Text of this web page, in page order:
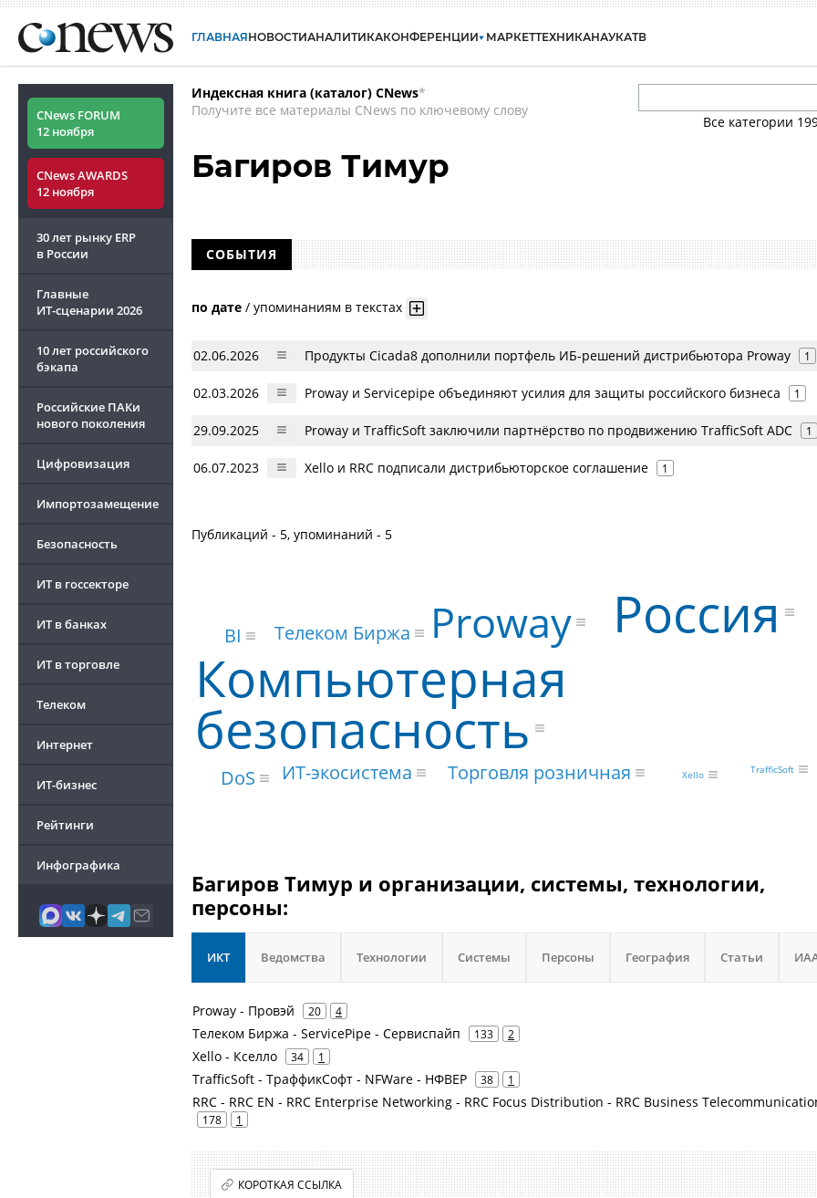
ГЛАВНАЯНОВОСТИАНАЛИТИКАКОНФЕРЕНЦИИ МАРКЕТТЕХНИКАНАУКАТВ
CNews FORUM
12 ноября
CNews AWARDS
12 ноября
30 лет рынку ERP
в России
Главные
ИТ-сценарии 2026
10 лет российского
бэкапа
Российские ПАКи
нового поколения
Цифровизация
Импортозамещение
Безопасность
ИТ в госсекторе
ИТ в банках
ИТ в торговле
Телеком
Интернет
ИТ-бизнес
Рейтинги
Инфографика
Индексная книга (каталог) CNews*
Получите все материалы CNews по ключевому слову
Все категории
Багиров Тимур
СОБЫТИЯ
по дате / упоминаниям в текстах
02.06.2026 Продукты Cicada8 дополнили портфель ИБ-решений дистрибьютора Proway 1
02.03.2026 Proway и Servicepipe объединяют усилия для защиты российского бизнеса 1
29.09.2025 Proway и TrafficSoft заключили партнёрство по продвижению TrafficSoft ADC 1
06.07.2023 Xello и RRC подписали дистрибьюторское соглашение 1
Публикаций - 5, упоминаний - 5
Компьютерная
безопасность
Россия
Proway
Телеком Биржа
BI
DoS ИТ-экосистема Торговля розничная Xello TrafficSoft
Багиров Тимур и организации, системы, технологии,
персоны:
ИКТ Ведомства Технологии Системы Персоны География Статьи
Proway - Провэй 20 4
Телеком Биржа - ServicePipe - Сервиспайп 133 2
Xello - Кселло 34 1
TrafficSoft - ТраффикСофт - NFWare - НФВЕР 38 1
RRC - RRC EN - RRC Enterprise Networking - RRC Focus Distribution - RRC Business
178 1
КОРОТКАЯ ССЫЛКА